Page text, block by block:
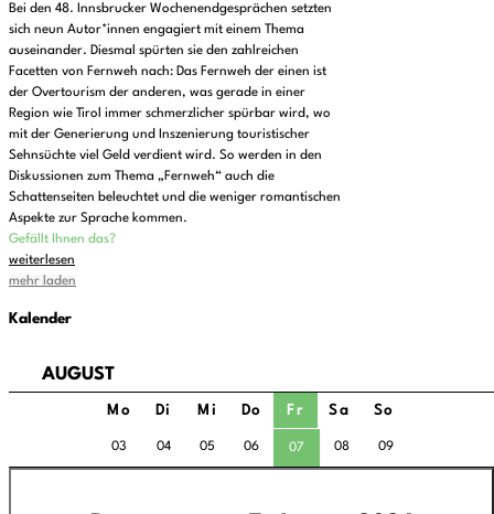
Bei den 48. Innsbrucker Wochenendgesprächen setzten
sich neun Autor*innen engagiert mit einem Thema
auseinander. Diesmal spürten sie den zahlreichen
Facetten von Fernweh nach: Das Fernweh der einen ist
der Overtourism der anderen, was gerade in einer
Region wie Tirol immer schmerzlicher spürbar wird, wo
mit der Generierung und Inszenierung touristischer
Sehnsüchte viel Geld verdient wird. So werden in den
Diskussionen zum Thema „Fernweh“ auch die
Schattenseiten beleuchtet und die weniger romantischen
Aspekte zur Sprache kommen.
Gefällt Ihnen das?
weiterlesen
mehr laden
Kalender
AUGUST
Mo Di Mi Do Fr Sa So
03 04 05 06 07 08 09